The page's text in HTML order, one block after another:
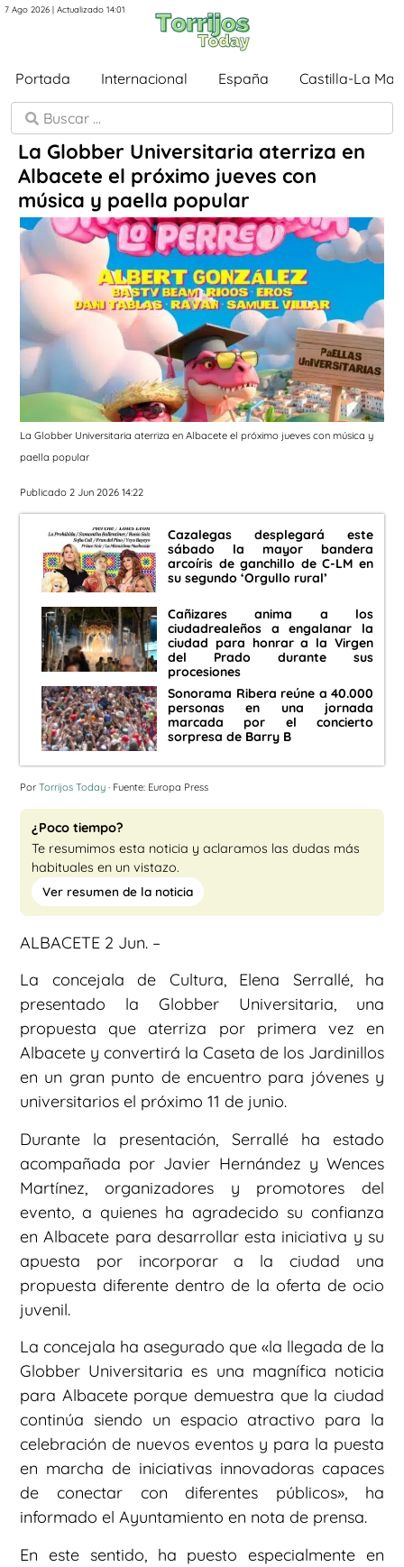
7 Ago 2026 | Actualizado 14:01
Portada Internacional España Castilla-La
La Globber Universitaria aterriza en
Albacete el próximo jueves con
música y paella popular
La Globber Universitaria aterriza en Albacete el próximo jueves con música y
paella popular
Publicado 2 Jun 2026 14:22
Cazalegas desplegará este
sábado la mayor bandera
arcoíris de ganchillo de C-LM en
su segundo ‘Orgullo rural’
Cañizares anima a los
ciudadrealeños a engalanar la
ciudad para honrar a la Virgen
del Prado durante sus
procesiones
Sonorama Ribera reúne a 40.000
personas en una jornada
marcada por el concierto
sorpresa de Barry B
Por Torrijos Today · Fuente: Europa Press
¿Poco tiempo?
Te resumimos esta noticia y aclaramos las dudas más
habituales en un vistazo.
Ver resumen de la noticia
ALBACETE 2 Jun. –
La concejala de Cultura, Elena Serrallé, ha
presentado la Globber Universitaria, una
propuesta que aterriza por primera vez en
Albacete y convertirá la Caseta de los Jardinillos
en un gran punto de encuentro para jóvenes y
universitarios el próximo 11 de junio.
Durante la presentación, Serrallé ha estado
acompañada por Javier Hernández y Wences
Martínez, organizadores y promotores del
evento, a quienes ha agradecido su confianza
en Albacete para desarrollar esta iniciativa y su
apuesta por incorporar a la ciudad una
propuesta diferente dentro de la oferta de ocio
juvenil.
La concejala ha asegurado que «la llegada de la
Globber Universitaria es una magnífica noticia
para Albacete porque demuestra que la ciudad
continúa siendo un espacio atractivo para la
celebración de nuevos eventos y para la puesta
en marcha de iniciativas innovadoras capaces
de conectar con diferentes públicos», ha
informado el Ayuntamiento en nota de prensa.
En este sentido, ha puesto especialmente en